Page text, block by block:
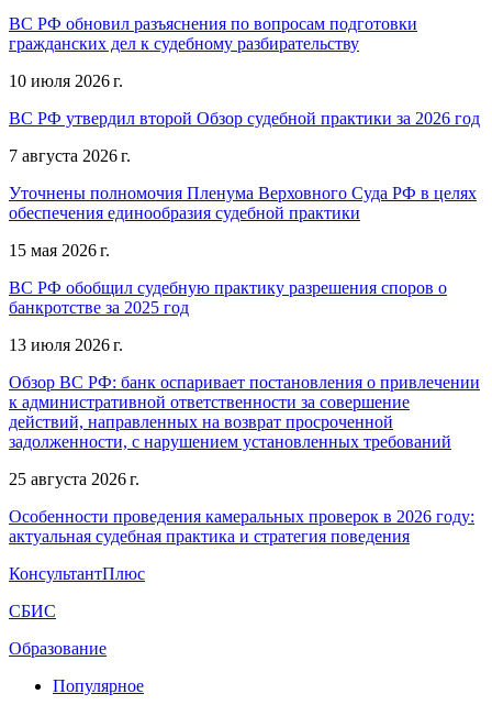
ВС РФ обновил разъяснения по вопросам подготовки
гражданских дел к судебному разбирательству
10 июля 2026 г.
ВС РФ утвердил второй Обзор судебной практики за 2026 год
7 августа 2026 г.
Уточнены полномочия Пленума Верховного Суда РФ в целях
обеспечения единообразия судебной практики
15 мая 2026 г.
ВС РФ обобщил судебную практику разрешения споров о
банкротстве за 2025 год
13 июля 2026 г.
Обзор ВС РФ: банк оспаривает постановления о привлечении
к административной ответственности за совершение
действий, направленных на возврат просроченной
задолженности, с нарушением установленных требований
25 августа 2026 г.
Особенности проведения камеральных проверок в 2026 году:
актуальная судебная практика и стратегия поведения
КонсультантПлюс
СБИС
Образование
Популярное